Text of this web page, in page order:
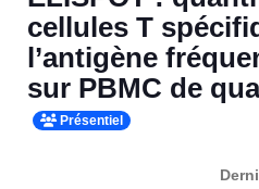
cellules T
l’antigène
sur PBMC de
Présentiel